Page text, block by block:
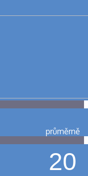
průměrně
20